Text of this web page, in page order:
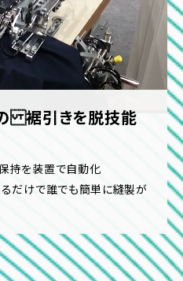
裾引きを脱技能
持を装置で自動化
るだけで誰でも簡単に縫製が